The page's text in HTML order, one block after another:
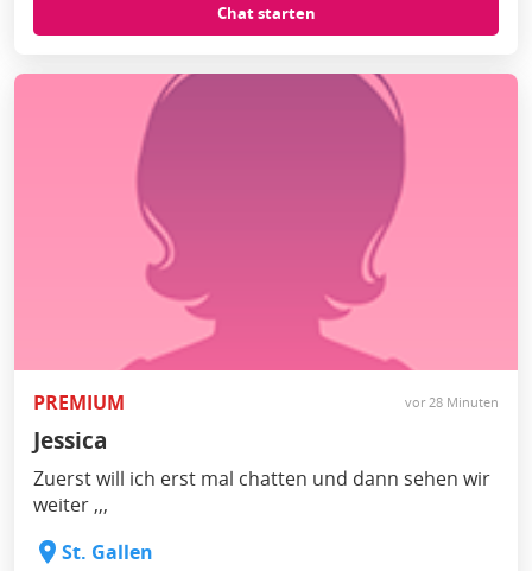
Chat starten
PREMIUM vor 28 Minuten
Jessica
Zuerst will ich erst mal chatten und dann sehen wir
weiter ,,,
St. Gallen